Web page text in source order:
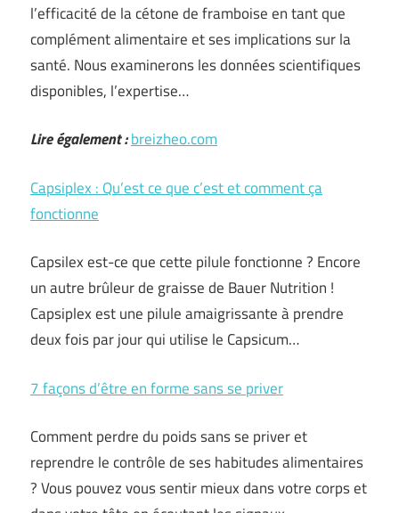
l’efficacité de la cétone de framboise en tant que
complément alimentaire et ses implications sur la
santé. Nous examinerons les données scientifiques
disponibles, l’expertise…
Lire également :breizheo.com
Capsiplex : Qu’est ce que c’est et comment ça
fonctionne
Capsilex est-ce que cette pilule fonctionne ? Encore
un autre brûleur de graisse de Bauer Nutrition !
Capsiplex est une pilule amaigrissante à prendre
deux fois par jour qui utilise le Capsicum…
7 façons d’être en forme sans se priver
Comment perdre du poids sans se priver et
reprendre le contrôle de ses habitudes alimentaires
? Vous pouvez vous sentir mieux dans votre corps et